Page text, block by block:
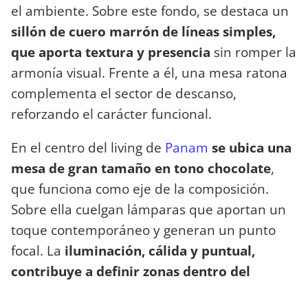
el ambiente. Sobre este fondo, se destaca un
sillón de cuero marrón de líneas simples,
que aporta textura y presencia sin romper la
armonía visual. Frente a él, una mesa ratona
complementa el sector de descanso,
reforzando el carácter funcional.
En el centro del living de Panam se ubica una
mesa de gran tamaño en tono chocolate,
que funciona como eje de la composición.
Sobre ella cuelgan lámparas que aportan un
toque contemporáneo y generan un punto
focal. La iluminación, cálida y puntual,
contribuye a definir zonas dentro del